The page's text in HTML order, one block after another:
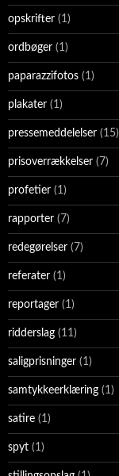
opskrifter (1)
ordbøger (1)
paparazzifotos (1)
plakater (1)
pressemeddelelser (15)
prisoverrækkelser (7)
profetier (1)
rapporter (7)
redegørelser (7)
referater (1)
reportager (1)
ridderslag (11)
saligprisninger (1)
samtykkeerklæring (1)
satire (1)
spyt (1)